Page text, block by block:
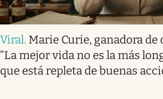
Viral. Marie Curie, ganadora de
“La mejor vida no es la más
que está repleta de buenas